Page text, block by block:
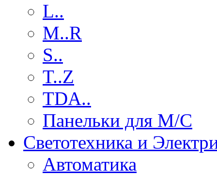
L..
M..R
S..
T..Z
TDA..
Панельки для М/С
Светотехника и
Автоматика